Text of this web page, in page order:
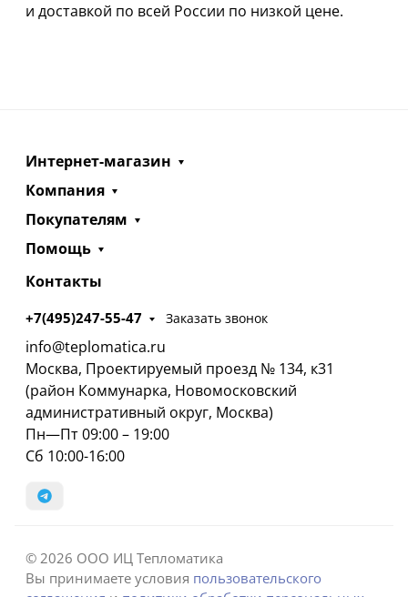
и доставкой по всей России по низкой цене.
Интернет-магазин
Компания
Покупателям
Помощь
Контакты
+7(495)247-55-47 Заказать звонок
info@teplomatica.ru
Москва, Проектируемый проезд № 134, к31
(район Коммунарка, Новомосковский
административный округ, Москва)
Пн—Пт 09:00 – 19:00
Сб 10:00-16:00
© 2026 ООО ИЦ Тепломатика
Вы принимаете условия пользовательского